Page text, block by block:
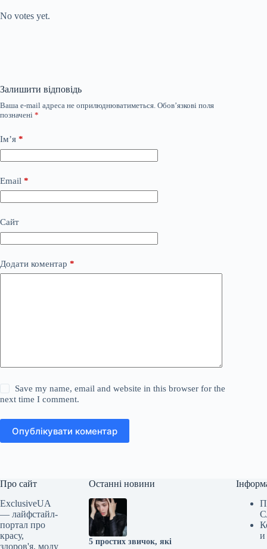
No votes yet.
Залишити відповідь
Ваша e-mail адреса не оприлюднюватиметься. Обов’язкові поля
позначені *
Ім’я *
Email *
Сайт
Додати коментар *
Save my name, email and website in this browser for the
next time I comment.
Опублікувати коментар
Про сайт
ExclusiveUA
— лайфстайл-
портал про
красу,
здоров'я, моду
Останні новини
5 простих звичок, які
и